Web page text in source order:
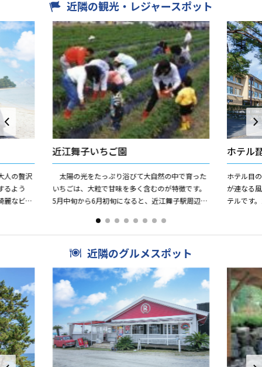
近隣の観光・レジャースポット
人の贅沢
るよう
麗なビー
近江舞子いちご園
太陽の光をたっぷり浴びて大自然の中で育った
いちごは、大粒で甘味を多く含むのが特徴です。
5月中旬から6月初旬になると、近江舞子駅周辺に
す。自然を満喫しながら...
ホテル
ホテル目
が連なる
テルです
近隣のグルメスポット